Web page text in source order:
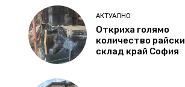
АКТУАЛНО
Откриха голямо
количество райски
склад край София